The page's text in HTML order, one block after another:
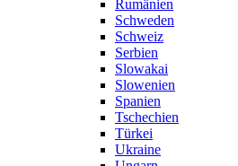
Rumänien
Schweden
Schweiz
Serbien
Slowakai
Slowenien
Spanien
Tschechien
Türkei
Ukraine